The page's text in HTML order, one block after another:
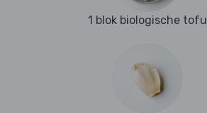
1 blok biologische tofu